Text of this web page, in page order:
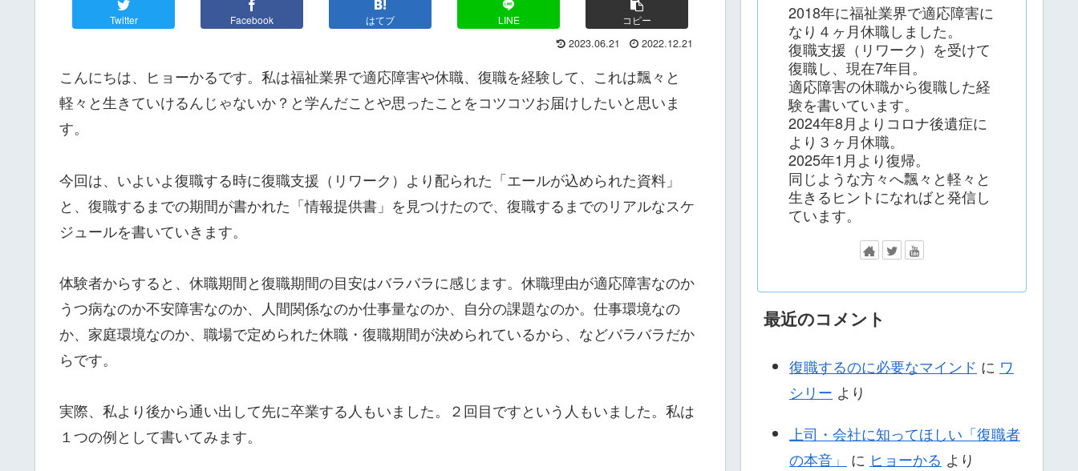
Twitter Facebook はてブ LINE コピー
2023.06.21 2022.12.21
こんにちは、ヒョーかるです。私は福祉業界で適応障害や休職、復職を経験して、これは飄々と
軽々と生きていけるんじゃないか？と学んだことや思ったことをコツコツお届けしたいと思いま
す。
今回は、いよいよ復職する時に復職支援（リワーク）より配られた「エールが込められた資料」
と、復職するまでの期間が書かれた「情報提供書」を見つけたので、復職するまでのリアルなスケ
ジュールを書いていきます。
体験者からすると、休職期間と復職期間の目安はバラバラに感じます。休職理由が適応障害なのか
うつ病なのか不安障害なのか、人間関係なのか仕事量なのか、自分の課題なのか。仕事環境なの
か、家庭環境なのか、職場で定められた休職・復職期間が決められているから、などバラバラだか
らです。
実際、私より後から通い出して先に卒業する人もいました。２回目ですという人もいました。私は
１つの例として書いてみます。
2018年に福祉業界で適応障害に
なり４ヶ月休職しました。
復職支援（リワーク）を受けて
復職し、現在7年目。
適応障害の休職から復職した経
験を書いています。
2024年8月よりコロナ後遺症に
より３ヶ月休職。
2025年1月より復帰。
同じような方々へ飄々と軽々と
生きるヒントになればと発信し
ています。
最近のコメント
復職するのに必要なマインド に ワ
シリー より
上司・会社に知ってほしい「復職者
の本音」
に ヒョーかる より